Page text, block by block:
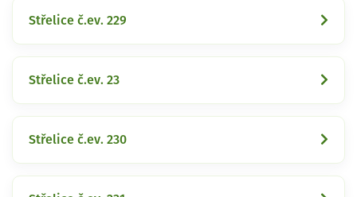
Střelice č.ev. 229
Střelice č.ev. 23
Střelice č.ev. 230